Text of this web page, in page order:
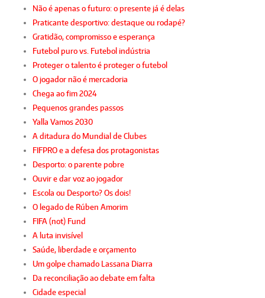
Não é apenas o futuro: o presente já é delas
Praticante desportivo: destaque ou rodapé?
Gratidão, compromisso e esperança
Futebol puro vs. Futebol indústria
Proteger o talento é proteger o futebol
O jogador não é mercadoria
Chega ao fim 2024
Pequenos grandes passos
Yalla Vamos 2030
A ditadura do Mundial de Clubes
FIFPRO e a defesa dos protagonistas
Desporto: o parente pobre
Ouvir e dar voz ao jogador
Escola ou Desporto? Os dois!
O legado de Rúben Amorim
FIFA (not) Fund
A luta invisível
Saúde, liberdade e orçamento
Um golpe chamado Lassana Diarra
Da reconciliação ao debate em falta
Cidade especial